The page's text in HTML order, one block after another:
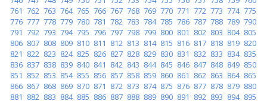
761 762 763 764 765 766 767 768 769 770 771 772 773 774 775
776 777 778 779 780 781 782 783 784 785 786 787 788 789 790
791 792 793 794 795 796 797 798 799 800 801 802 803 804 805
806 807 808 809 810 811 812 813 814 815 816 817 818 819 820
821 822 823 824 825 826 827 828 829 830 831 832 833 834 835
836 837 838 839 840 841 842 843 844 845 846 847 848 849 850
851 852 853 854 855 856 857 858 859 860 861 862 863 864 865
866 867 868 869 870 871 872 873 874 875 876 877 878 879 880
881 882 883 884 885 886 887 888 889 890 891 892 893 894 895